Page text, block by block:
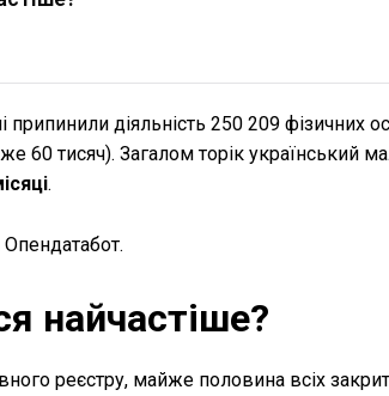
припинили діяльність 250 209 фізичних
60 тисяч). Загалом торік український
.
Опендатабот.
найчастіше?
реєстру, майже половина всіх